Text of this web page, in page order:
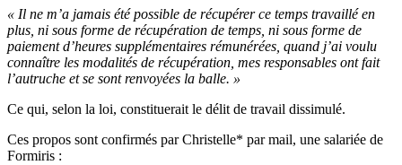
« Il ne m’a jamais été possible de récupérer ce temps travaillé en
plus, ni sous forme de récupération de temps, ni sous forme de
paiement d’heures supplémentaires rémunérées, quand j’ai voulu
connaître les modalités de récupération, mes responsables ont fait
l’autruche et se sont renvoyées la balle. »
Ce qui, selon la loi, constituerait le délit de travail dissimulé.
Ces propos sont confirmés par Christelle* par mail, une salariée de
Formiris :